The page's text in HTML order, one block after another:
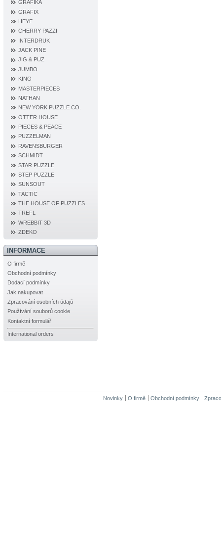
GRAFIKA
GRAFIX
HEYE
CHERRY PAZZI
INTERDRUK
JACK PINE
JIG & PUZ
JUMBO
KING
MASTERPIECES
NATHAN
NEW YORK PUZZLE CO.
OTTER HOUSE
PIECES & PEACE
PUZZELMAN
RAVENSBURGER
SCHMIDT
STAR PUZZLE
STEP PUZZLE
SUNSOUT
TACTIC
THE HOUSE OF PUZZLES
TREFL
WREBBIT 3D
ZDEKO
INFORMACE
O firmě
Obchodní podmínky
Dodací podmínky
Jak nakupovat
Zpracování osobních údajů
Používání souborů cookie
Kontaktní formulář
International orders
Novinky O firmě Obchodní podmínky